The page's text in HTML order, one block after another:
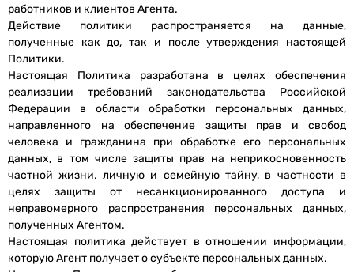
работников и клиентов Агента.
Действие политики распространяется на данные,
полученные как до, так и после утверждения настоящей
Политики.
Настоящая Политика разработана в целях обеспечения
реализации требований законодательства Российской
Федерации в области обработки персональных данных,
направленного на обеспечение защиты прав и свобод
человека и гражданина при обработке его персональных
данных, в том числе защиты прав на неприкосновенность
частной жизни, личную и семейную тайну, в частности в
целях защиты от несанкционированного доступа и
неправомерного распространения персональных данных,
полученных Агентом.
Настоящая политика действует в отношении информации,
которую Агент получает о субъекте персональных данных.